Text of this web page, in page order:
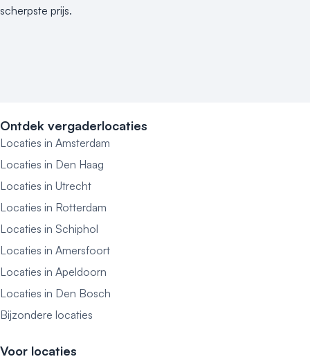
scherpste prijs.
Ontdek vergaderlocaties
Locaties in Amsterdam
Locaties in Den Haag
Locaties in Utrecht
Locaties in Rotterdam
Locaties in Schiphol
Locaties in Amersfoort
Locaties in Apeldoorn
Locaties in Den Bosch
Bijzondere locaties
Voor locaties